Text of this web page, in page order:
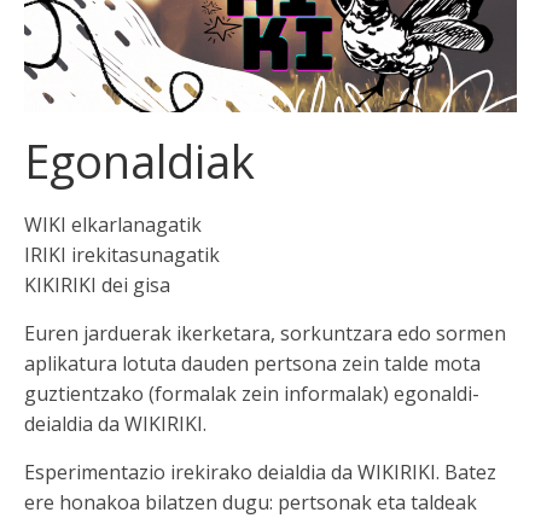
Egonaldiak
WIKI elkarlanagatik
IRIKI irekitasunagatik
KIKIRIKI dei gisa
Euren jarduerak ikerketara, sorkuntzara edo sormen
aplikatura lotuta dauden pertsona zein talde mota
guztientzako (formalak zein informalak) egonaldi-
deialdia da WIKIRIKI.
Esperimentazio irekirako deialdia da WIKIRIKI. Batez
ere honakoa bilatzen dugu: pertsonak eta taldeak